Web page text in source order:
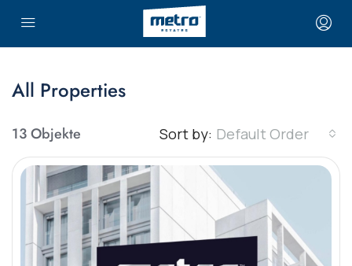
All Properties
13 Objekte Sort by: Default Order